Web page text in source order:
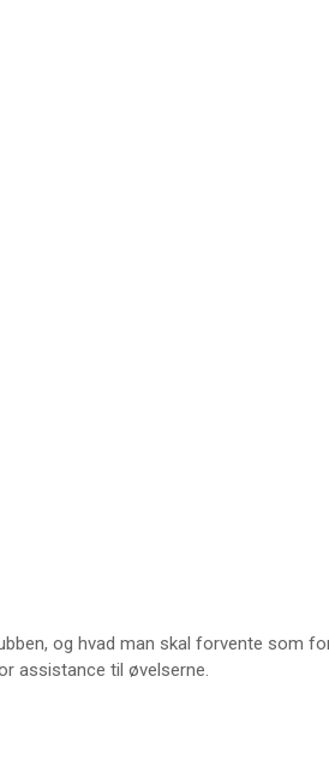
og hvad man skal forvente som
assistance til øvelserne.